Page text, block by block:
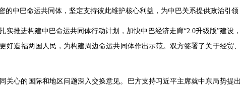
中巴命运共同体，坚定支持彼此维护核心利益，为中巴关系提供政治引领
推进构建中巴命运共同体行动计划，加快中巴经济走廊“2.0升级版”建设
造福两国人民，为构建周边命运共同体作出示范。双方签署了关于经贸
心的国际和地区问题深入交换意见。巴方支持习近平主席就中东局势提